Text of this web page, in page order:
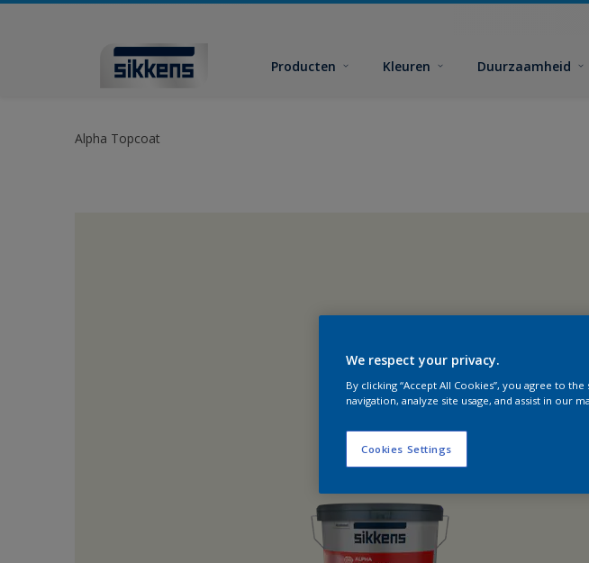
Producten Kleuren Duurzaamheid
Alpha Topcoat
We respect your privacy.
By clicking “Accept All Cookies”, you agree to
navigation, analyze site usage, and assist in our
Cookies Settings